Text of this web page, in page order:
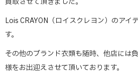
Lois CRAYON（ロイスクレヨン）のアイ
す。
その他のブランド衣類も随時、他店には
様をお出迎えさせて頂いております。